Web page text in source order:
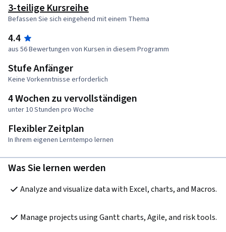
3-teilige Kursreihe
Befassen Sie sich eingehend mit einem Thema
4.4
aus 56 Bewertungen von Kursen in diesem Programm
Stufe Anfänger
Keine Vorkenntnisse erforderlich
4 Wochen zu vervollständigen
unter 10 Stunden pro Woche
Flexibler Zeitplan
In Ihrem eigenen Lerntempo lernen
Was Sie lernen werden
Analyze and visualize data with Excel, charts, and Macros.
Manage projects using Gantt charts, Agile, and risk tools.